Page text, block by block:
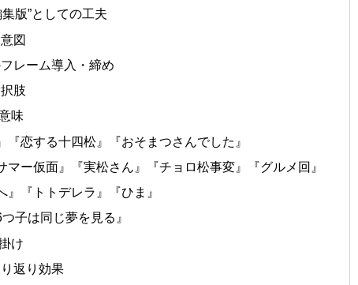
版”としての工夫
図
レーム導入・締め
肢
味
恋する十四松』『おそまつさんでした』
ー仮面』『実松さん』『チョロ松事変』『グルメ回』
『トトデレラ』『ひま』
子は同じ夢を見る』
け
返り効果